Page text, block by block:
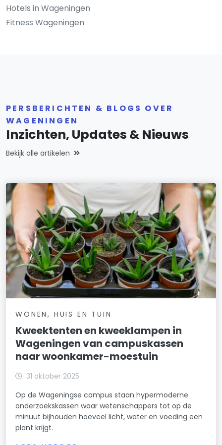
Hotels in Wageningen
Fitness Wageningen
PERSBERICHTEN & BLOGS OVER
WAGENINGEN
Inzichten, Updates & Nieuws
Bekijk alle artikelen
WONEN, HUIS EN TUIN
Kweektenten en kweeklampen in
Wageningen van campuskassen
naar woonkamer-moestuin
31 oktober 2025
Op de Wageningse campus staan hypermoderne
onderzoekskassen waar wetenschappers tot op de
minuut bijhouden hoeveel licht, water en voeding een
plant krijgt.